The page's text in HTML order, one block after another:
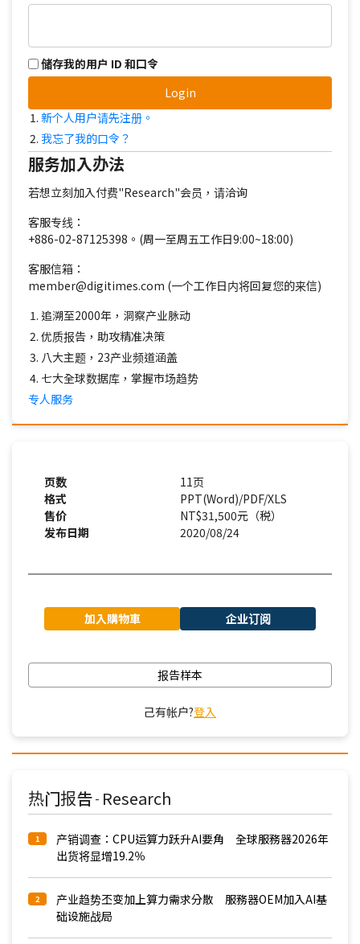
储存我的用户 ID 和口令
Login
新个人用户请先注册。
我忘了我的口令？
服务加入办法
若想立刻加入付费"Research"会员，请洽询
客服专线：
+886-02-87125398。(周一至周五工作日9:00~18:00)
客服信箱：
member@digitimes.com (一个工作日内将回复您的来信)
追溯至2000年，洞察产业脉动
优质报告，助攻精准决策
八大主题，23产业频道涵盖
七大全球数据库，掌握市场趋势
专人服务
页数
11页
格式
PPT(Word)/PDF/XLS
售价
NT$31,500元（税）
发布日期
2020/08/24
加入購物車 企业订阅
报告样本
己有帐户?登入
热门报告 - Research
1
产销调查：CPU运算力跃升AI要角 全球服務器2026年
出货将显增19.2％
2
产业趋势丕变加上算力需求分散 服務器OEM加入AI基
础设施战局